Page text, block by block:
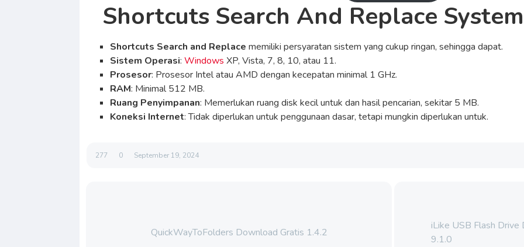
Shortcuts Search And Replace
Shortcuts Search and Replace memiliki persyaratan sistem yang cukup ringan, sehingga dapat.
Sistem Operasi:Windows XP, Vista, 7, 8, 10, atau 11.
Prosesor: Prosesor Intel atau AMD dengan kecepatan minimal 1 GHz.
RAM: Minimal 512 MB.
Ruang Penyimpanan: Memerlukan ruang disk kecil untuk dan hasil pencarian, sekitar 5 MB.
Koneksi Internet: Tidak diperlukan untuk penggunaan dasar, tetapi mungkin diperlukan untuk.
277 0 September 19, 2024
QuickWayToFolders Download Gratis 1.4.2
iLike USB Flash
9.1.0